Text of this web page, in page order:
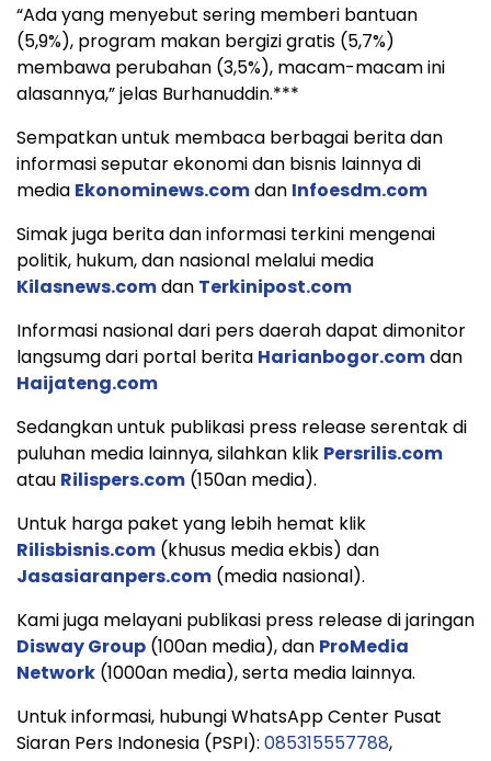
“Ada yang menyebut sering memberi bantuan
(5,9%), program makan bergizi gratis (5,7%)
membawa perubahan (3,5%), macam-macam ini
alasannya,” jelas Burhanuddin.***
Sempatkan untuk membaca berbagai berita dan
informasi seputar ekonomi dan bisnis lainnya di
media Ekonominews.comdan Infoesdm.com
Simak juga berita dan informasi terkini mengenai
politik, hukum, dan nasional melalui media
Kilasnews.comdan Terkinipost.com
Informasi nasional dari pers daerah dapat dimonitor
langsumg dari portal berita Harianbogor.comdan
Haijateng.com
Sedangkan untuk publikasi press release serentak di
puluhan media lainnya, silahkan klik Persrilis.com
atau Rilispers.com (150an media).
Untuk harga paket yang lebih hemat klik
Rilisbisnis.com (khusus media ekbis) dan
Jasasiaranpers.com (media nasional).
Kami juga melayani publikasi press release di jaringan
Disway Group (100an media), dan ProMedia
Network (1000an media), serta media lainnya.
Untuk informasi, hubungi WhatsApp Center Pusat
Siaran Pers Indonesia (PSPI): 085315557788,